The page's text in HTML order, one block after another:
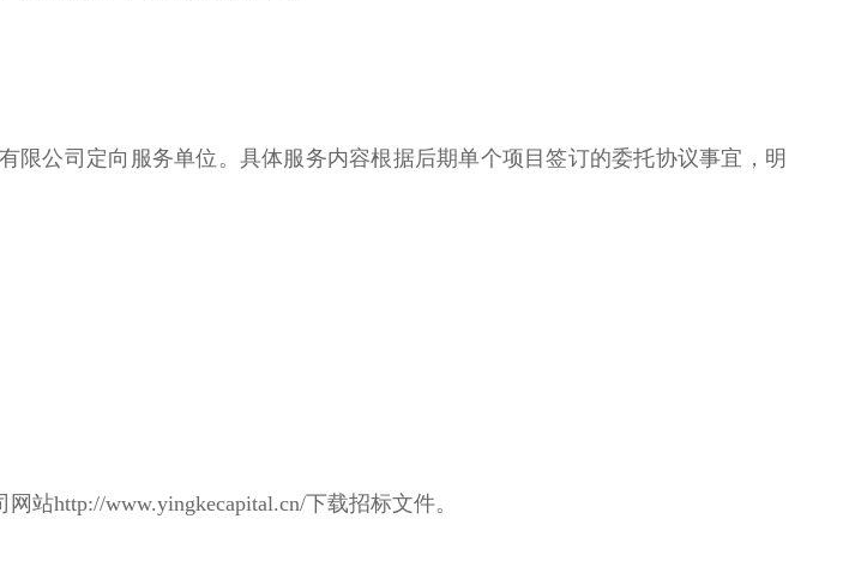
公司定向服务单位。具体服务内容根据后期单个项目签订的委托协议事宜，明
网站http://www.yingkecapital.cn/下载招标文件。